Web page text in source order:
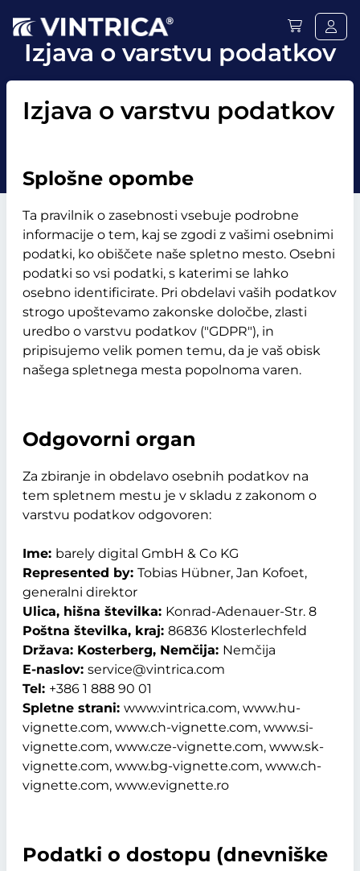
Izjava o varstvu podatkov
Izjava o varstvu podatkov
Splošne opombe
Ta pravilnik o zasebnosti vsebuje podrobne
informacije o tem, kaj se zgodi z vašimi osebnimi
podatki, ko obiščete naše spletno mesto. Osebni
podatki so vsi podatki, s katerimi se lahko
osebno identificirate. Pri obdelavi vaših podatkov
strogo upoštevamo zakonske določbe, zlasti
uredbo o varstvu podatkov ("GDPR"), in
pripisujemo velik pomen temu, da je vaš obisk
našega spletnega mesta popolnoma varen.
Odgovorni organ
Za zbiranje in obdelavo osebnih podatkov na
tem spletnem mestu je v skladu z zakonom o
varstvu podatkov odgovoren:
Ime: barely digital GmbH & Co KG
Represented by: Tobias Hübner, Jan Kofoet,
generalni direktor
Ulica, hišna številka: Konrad-Adenauer-Str. 8
Poštna številka, kraj: 86836 Klosterlechfeld
Država: Kosterberg, Nemčija: Nemčija
E-naslov: service@vintrica.com
Tel: +386 1 888 90 01
Spletne strani: www.vintrica.com, www.hu-
vignette.com, www.ch-vignette.com, www.si-
vignette.com, www.cze-vignette.com, www.sk-
vignette.com, www.bg-vignette.com, www.ch-
vignette.com, www.evignette.ro
Podatki o dostopu (dnevniške